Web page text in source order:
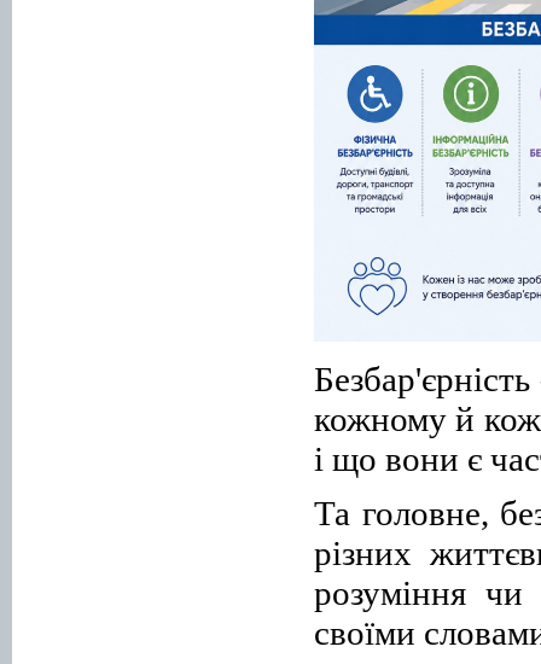
кожному й
і що вони є
Та головне,
різних
розуміння
своїми